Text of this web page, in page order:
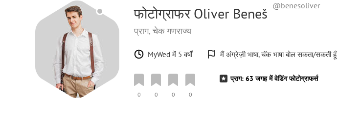
फोटोग्राफर Oliver Beneš @benesoliver
प्राग, चेक गणराज्य
MyWed में 5 वर्षों मैं अंग्रेज़ी भाषा, चॅक भाषा बोल सकता/सकती हूँ
0 0 0 0
प्राग: 63 जगह में वेडिंग फोटोग्राफर्स